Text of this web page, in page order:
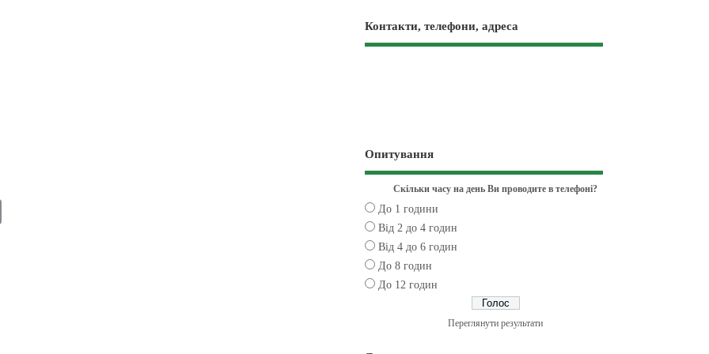
Контакти, телефони, адреса
Опитування
Скільки часу на день Ви проводите в телефоні?
До 1 години
Від 2 до 4 годин
Від 4 до 6 годин
До 8 годин
До 12 годин
Переглянути результати